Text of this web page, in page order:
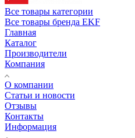
Все товары категории
Все товары бренда EKF
Главная
Каталог
Производители
Компания
О компании
Статьи и новости
Отзывы
Контакты
Информация